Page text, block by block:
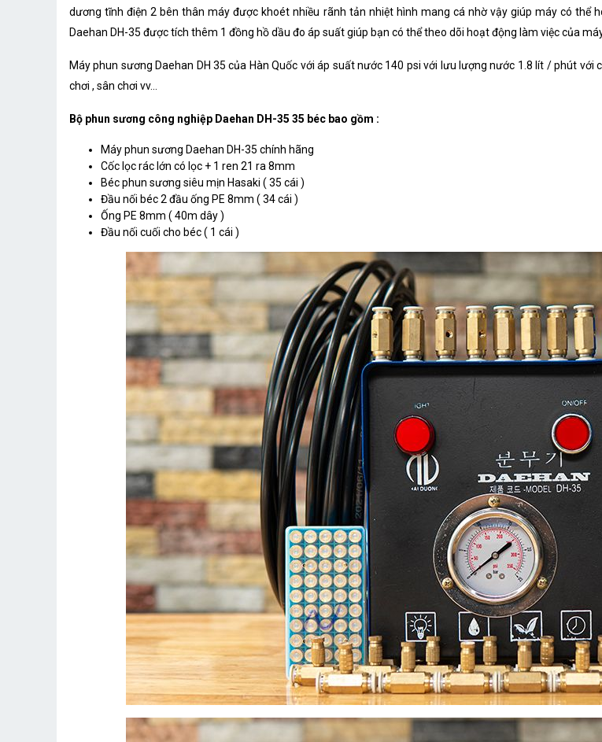
dương tĩnh điện 2 bên thân máy được khoét nhiều rãnh tản nhiệt hình mang cá nhờ vậy giúp máy có
Daehan DH-35 được tích thêm 1 đồng hồ dầu đo áp suất giúp bạn có thể theo dõi hoạt động làm việc của
Máy phun sương Daehan DH 35 của Hàn Quốc với áp suất nước 140 psi với lưu lượng nước 1.8 lít / phút
chơi , sân chơi vv...
Bộ phun sương công nghiệp Daehan DH-35 35 béc bao gồm :
Máy phun sương Daehan DH-35 chính hãng
Cốc lọc rác lớn có lọc + 1 ren 21 ra 8mm
Béc phun sương siêu mịn Hasaki ( 35 cái )
Đầu nối béc 2 đầu ống PE 8mm ( 34 cái )
Ống PE 8mm ( 40m dây )
Đầu nối cuối cho béc ( 1 cái )